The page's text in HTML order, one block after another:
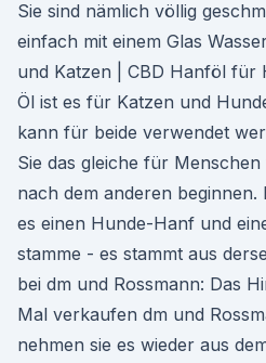
Sie sind nämlich völlig
einfach mit einem Glas
und Katzen | CBD Hanföl für
Öl ist es für Katzen und
kann für beide verwendet
Sie das gleiche für
nach dem anderen beginnen.
es einen Hunde-Hanf und
stamme - es stammt aus
bei dm und Rossmann: Das
Mal verkaufen dm und
nehmen sie es wieder aus